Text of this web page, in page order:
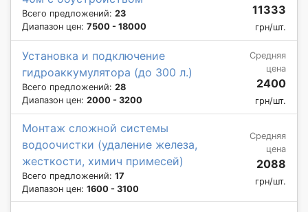
Всего предложений: 23
Диапазон цен: 7500 - 18000
11333
грн/шт.
Установка и подключение
гидроаккумулятора (до 300 л.)
Всего предложений: 28
Диапазон цен: 2000 - 3200
Средняя
цена
2400
грн/шт.
Монтаж сложной системы
водоочистки (удаление железа,
жесткости, химич примесей)
Всего предложений: 17
Диапазон цен: 1600 - 3100
Средняя
цена
2088
грн/шт.